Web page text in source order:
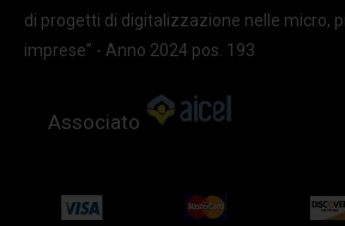
di progetti di digitalizzazione nelle micro,
imprese” - Anno 2024 pos. 193
Associato